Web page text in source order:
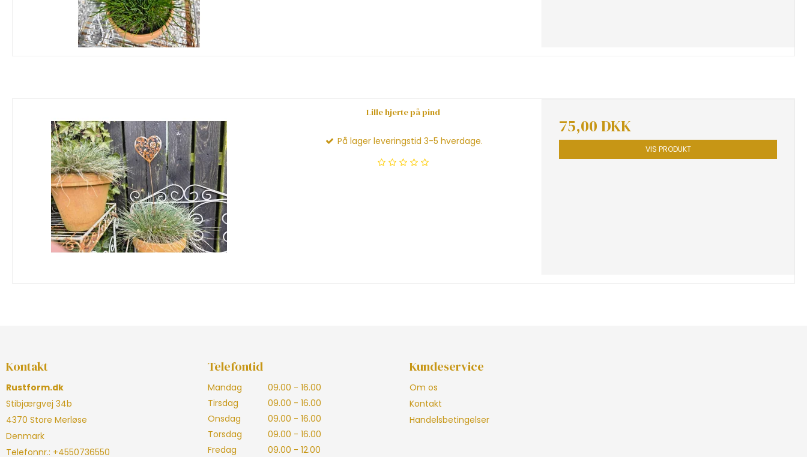
Lille hjerte på pind
På lager leveringstid 3-5 hverdage.
75,00 DKK
VIS PRODUKT
Kontakt
Rustform.dk
Stibjærgvej 34b
4370 Store Merløse
Denmark
Telefonnr.: +4550736550
Telefontid
Mandag
09.00 - 16.00
Tirsdag
09.00 - 16.00
Onsdag
09.00 - 16.00
Torsdag
09.00 - 16.00
Fredag
09.00 - 12.00
Kundeservice
Om os
Kontakt
Handelsbetingelser